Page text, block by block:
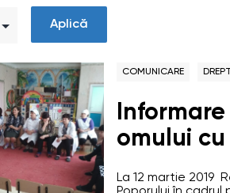
Aplică
COMUNICARE
omului
La 12 martie 2019